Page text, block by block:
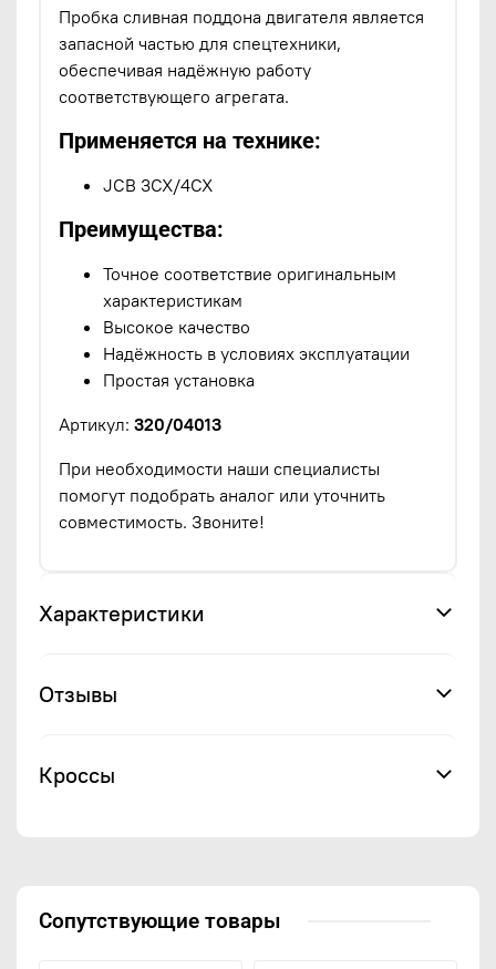
Пробка сливная поддона двигателя является
запасной частью для спецтехники,
обеспечивая надёжную работу
соответствующего агрегата.
Применяется на технике:
JCB 3CX/4CX
Преимущества:
Точное соответствие оригинальным
характеристикам
Высокое качество
Надёжность в условиях эксплуатации
Простая установка
Артикул: 320/04013
При необходимости наши специалисты
помогут подобрать аналог или уточнить
совместимость. Звоните!
Характеристики
Отзывы
Кроссы
Сопутствующие товары